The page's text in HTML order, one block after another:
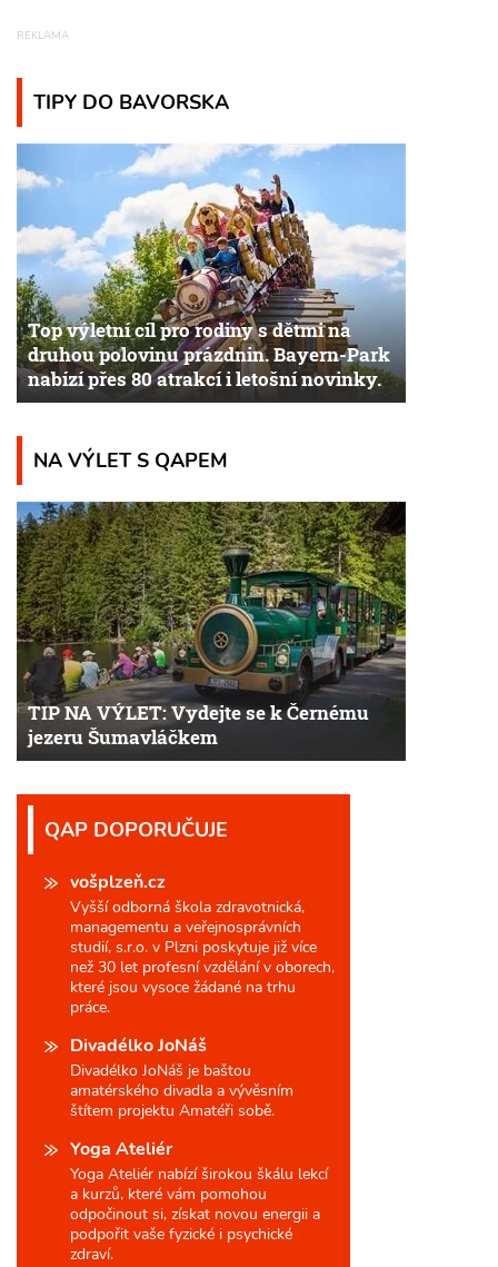
TIPY DO BAVORSKA
Top výletní cíl pro rodiny s dětmi na
druhou polovinu prázdnin. Bayern-Park
nabízí přes 80 atrakcí i letošní novinky.
NA VÝLET S QAPEM
TIP NA VÝLET: Vydejte se k Černému
jezeru Šumavláčkem
QAP DOPORUČUJE
vošplzeň.cz
Vyšší odborná škola zdravotnická,
managementu a veřejnosprávních
studií, s.r.o. v Plzni poskytuje již více
než 30 let profesní vzdělání v oborech,
které jsou vysoce žádané na trhu
práce.
Divadélko JoNáš
Divadélko JoNáš je baštou
amatérského divadla a vývěsním
štítem projektu Amatéři sobě.
Yoga Ateliér
Yoga Ateliér nabízí širokou škálu lekcí
a kurzů, které vám pomohou
odpočinout si, získat novou energii a
podpořit vaše fyzické i psychické
zdraví.